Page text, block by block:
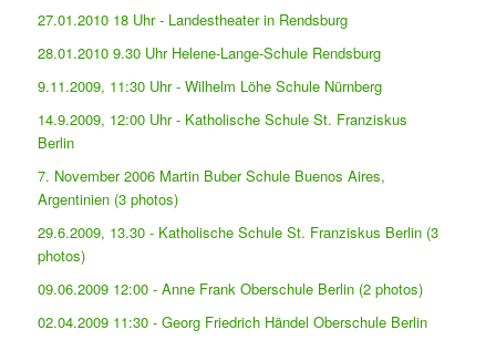
27.01.2010 18 Uhr - Landestheater in Rendsburg
28.01.2010 9.30 Uhr Helene-Lange-Schule Rendsburg
9.11.2009, 11:30 Uhr - Wilhelm Löhe Schule Nürnberg
14.9.2009, 12:00 Uhr - Katholische Schule St. Franziskus
Berlin
7. November 2006 Martin Buber Schule Buenos Aires,
Argentinien (3 photos)
29.6.2009, 13.30 - Katholische Schule St. Franziskus Berlin (3
photos)
09.06.2009 12:00 - Anne Frank Oberschule Berlin (2 photos)
02.04.2009 11:30 - Georg Friedrich Händel Oberschule Berlin